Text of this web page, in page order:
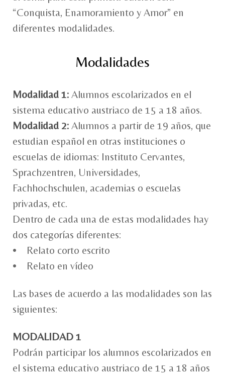
“Conquista, Enamoramiento y Amor” en
diferentes modalidades.
Modalidades
Modalidad 1: Alumnos escolarizados en el
sistema educativo austriaco de 15 a 18 años.
Modalidad 2: Alumnos a partir de 19 años, que
estudian español en otras instituciones o
escuelas de idiomas: Instituto Cervantes,
Sprachzentren, Universidades,
Fachhochschulen, academias o escuelas
privadas, etc.
Dentro de cada una de estas modalidades hay
dos categorías diferentes:
• Relato corto escrito
• Relato en vídeo
Las bases de acuerdo a las modalidades son las
siguientes:
MODALIDAD 1
Podrán participar los alumnos escolarizados en
el sistema educativo austriaco de 15 a 18 años